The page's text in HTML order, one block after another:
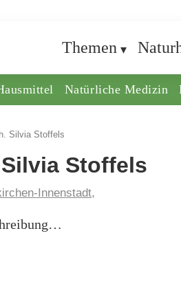
Themen
Natürliche Medizin
Silvia Stoffels
Stoffels
Innenstadt,